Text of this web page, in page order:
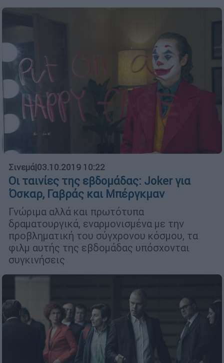
Σινεμά|03.10.2019 10:22
Οι ταινίες της εβδομάδας: Joker για
Όσκαρ, Γαβράς και Μπέργκμαν
Γνώριμα αλλά και πρωτότυπα
δραματουργικά, εναρμονισμένα με την
προβληματική του σύγχρονου κόσμου, τα
φιλμ αυτής της εβδομάδας υπόσχονται
συγκινήσεις